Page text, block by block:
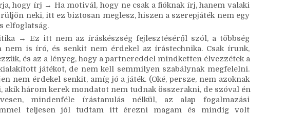
de nem biztos, hogy köré akarsz szőni egy teljes regényt vagy
itt megteheted. De ha ahhoz van kedved, életutat is
hogy írj → Ha motivál, hogy ne csak a fióknak írj, hanem valaki
neki, itt ez biztosan meglesz, hiszen a szerepjáték nem egy
elfoglatság.
→ Ez itt nem az íráskészség fejlesztéséről szól, a többség
nem is író, és senkit nem érdekel az írástechnika. Csak írunk,
és az a lényeg, hogy a partnereddel mindketten élvezzétek a
játékot, de nem kell semmilyen szabálynak megfelelni.
nem érdekel senkit, amíg jó a játék. (Oké, persze, nem azoknak